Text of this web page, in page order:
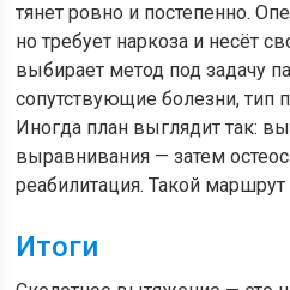
тянет ровно и постепенно.
но требует наркоза и несёт
выбирает метод под задачу
сопутствующие болезни, тип
Иногда план выглядит так:
выравнивания — затем
реабилитация. Такой
Итоги